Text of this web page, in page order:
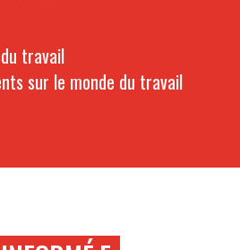
travail
sur le monde du travail